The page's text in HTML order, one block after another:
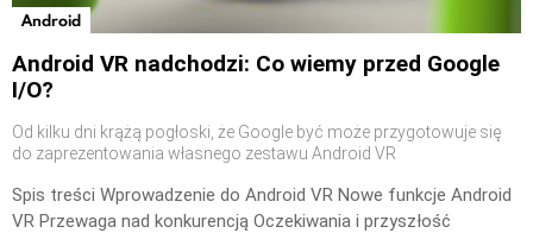
Android
Android VR nadchodzi: Co wiemy przed Google
I/O?
Od kilku dni krążą pogłoski, że Google być może przygotowuje się
do zaprezentowania własnego zestawu Android VR
Spis treści Wprowadzenie do Android VR Nowe funkcje Android
VR Przewaga nad konkurencją Oczekiwania i przyszłość